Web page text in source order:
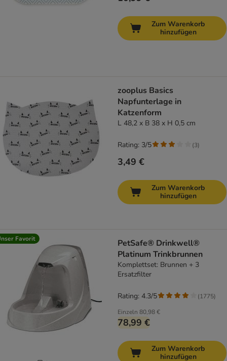
Zum Warenkorb
hinzufügen
zooplus Basics
Napfunterlage in
Katzenform
L 48,2 x B 38 x H 0,5 cm
3,49 €
Rating: 3/5 (3)
Zum Warenkorb
hinzufügen
Favorit
PetSafe® Drinkwell®
Platinum Trinkbrunnen
Komplettset: Brunnen + 3
Ersatzfilter
Einzeln 80,98 €
78,99 €
Rating: 4.3/5 (1775)
Zum Warenkorb
hinzufügen